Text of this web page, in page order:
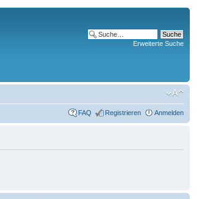
Erweiterte Suche
FAQ Registrieren Anmelden